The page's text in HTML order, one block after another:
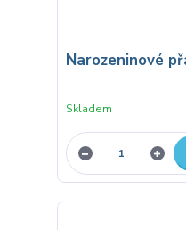
Narozeninové
Skladem